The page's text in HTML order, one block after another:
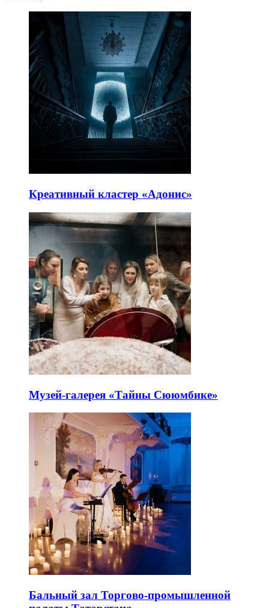
Креативный кластер «Адонис»
Музей-галерея «Тайны Сююмбике»
Бальный зал Торгово-промышленной